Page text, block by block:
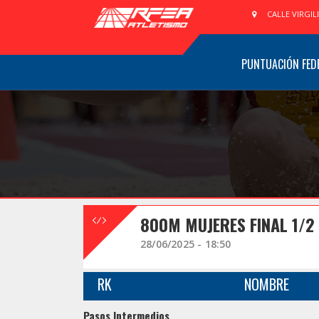
CALLE
PUNTUACIÓN
800M MUJERES FINAL 1/2
28/06/2025 - 18:50
RK NOMBRE
Pasos Intermedios